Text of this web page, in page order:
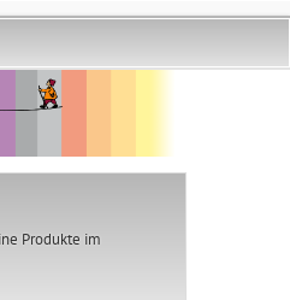
Produkte im